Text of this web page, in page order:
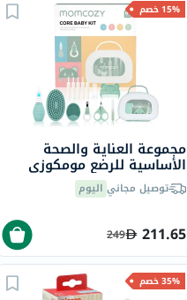
15% خصم
مجموعة العناية والصحة
الأساسية للرضع مومكوزي
توصيل مجاني اليوم
211.65
249
35% خصم